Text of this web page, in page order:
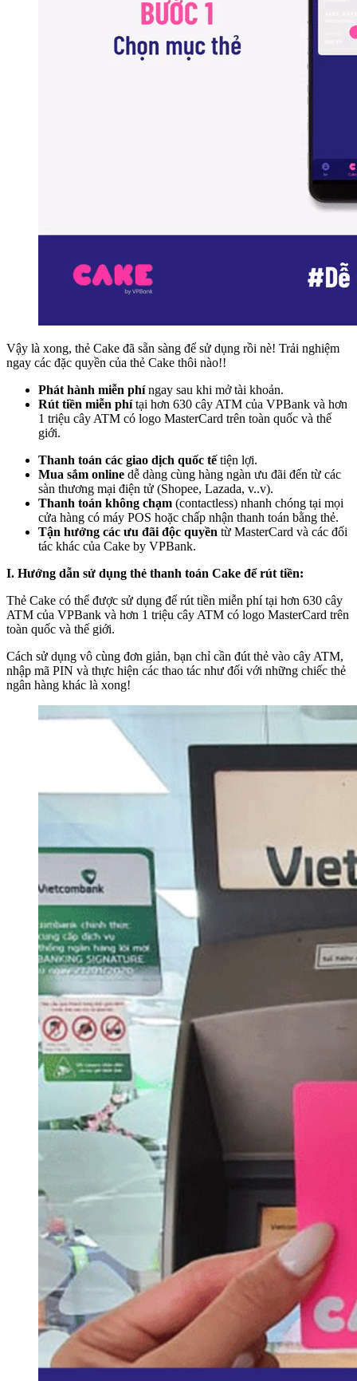
Vậy là xong, thẻ Cake đã sẵn sàng để sử dụng rồi nè! Trải nghiệm
ngay các đặc quyền của thẻ Cake thôi nào!!
Phát hành miễn phíngay sau khi mở tài khoản.
Rút tiền miễn phítại hơn 630 cây ATM của VPBank và hơn
1 triệu cây ATM có logo MasterCard trên toàn quốc và thế
giới.
Thanh toán các giao dịch quốc tếtiện lợi.
Mua sắm online dễ dàng cùng hàng ngàn ưu đãi đến từ các
sàn thương mại điện tử (Shopee, Lazada, v..v).
Thanh toán không chạm (contactless) nhanh chóng tại mọi
cửa hàng có máy POS hoặc chấp nhận thanh toán bằng thẻ.
Tận hưởng các ưu đãi độc quyền từ MasterCard và các đối
tác khác của Cake by VPBank.
I. Hướng dẫn sử dụng thẻ thanh toán Cake để rút tiền:
Thẻ Cake có thể được sử dụng để rút tiền miễn phí tại hơn 630 cây
ATM của VPBank và hơn 1 triệu cây ATM có logo MasterCard trên
toàn quốc và thế giới.
Cách sử dụng vô cùng đơn giản, bạn chỉ cần đút thẻ vào cây ATM,
nhập mã PIN và thực hiện các thao tác như đối với những chiếc thẻ
ngân hàng khác là xong!